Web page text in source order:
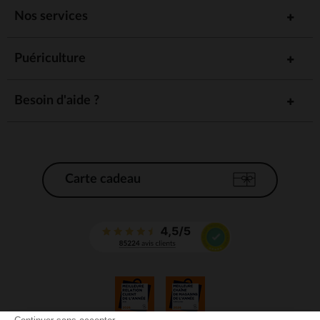
Nos services
Puériculture
Besoin d'aide ?
Carte cadeau